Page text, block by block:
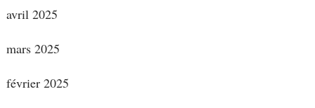
avril 2025
mars 2025
février 2025